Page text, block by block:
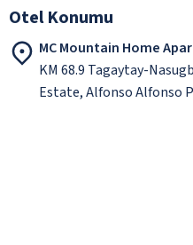
Otel Konumu
MC Mountain Home
KM 68.9 Tagaytay-
Estate, Alfonso Alfonso